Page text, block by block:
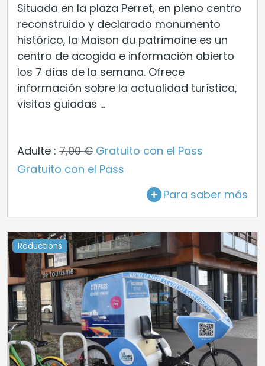
Situada en la plaza Perret, en pleno centro
reconstruido y declarado monumento
histórico, la Maison du patrimoine es un
centro de acogida e información abierto
los 7 días de la semana. Ofrece
información sobre la actualidad turística,
visitas guiadas ...
Adulte : 7,00 € Gratuito con el Pass
Gratuito con el Pass
Para saber más
Réductions